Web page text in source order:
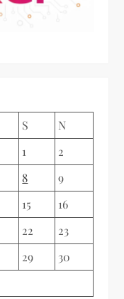
S
N
1
2
8
9
15
16
22
23
29
30